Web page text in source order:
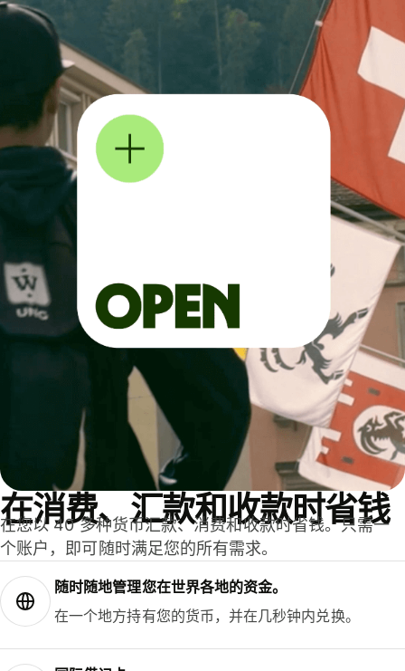
在消费、汇款和收款时省钱
在您以 40 多种货币汇款、消费和收款时省钱。只需一
个账户，即可随时满足您的所有需求。
随时随地管理您在世界各地的资金。
在一个地方持有您的货币，并在几秒钟内兑换。